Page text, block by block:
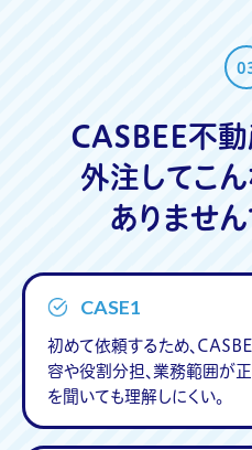
CASBEE不
外注してこ
ありませ
CASE1
初めて依頼するため、
容や役割分担、業務範囲が
を聞いても理解しにくい。